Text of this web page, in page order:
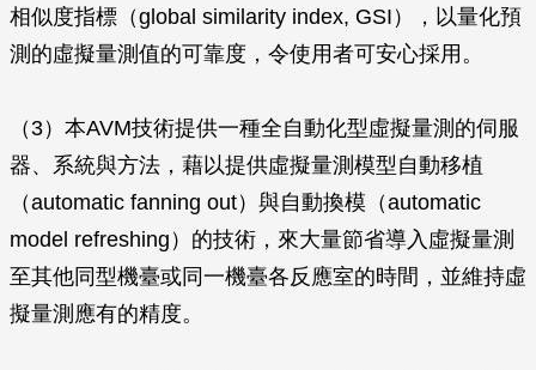
相似度指標（global similarity index, GSI），以量化預
測的虛擬量測值的可靠度，令使用者可安心採用。
（3）本AVM技術提供一種全自動化型虛擬量測的伺服
器、系統與方法，藉以提供虛擬量測模型自動移植
（automatic fanning out）與自動換模（automatic
model refreshing）的技術，來大量節省導入虛擬量測
至其他同型機臺或同一機臺各反應室的時間，並維持虛
擬量測應有的精度。